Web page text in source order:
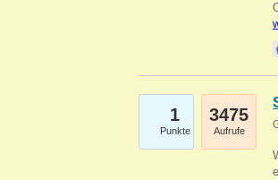
1
Punkte
3475
Aufrufe